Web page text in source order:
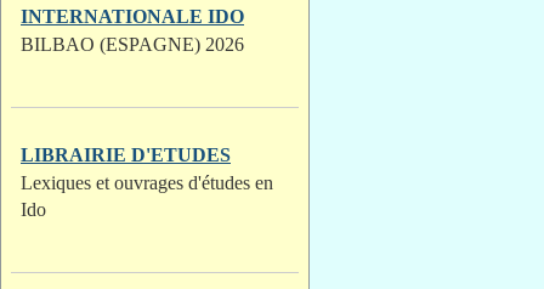
INTERNATIONALE IDO
BILBAO (ESPAGNE) 2026
LIBRAIRIE D'ETUDES
Lexiques et ouvrages d'études en
Ido